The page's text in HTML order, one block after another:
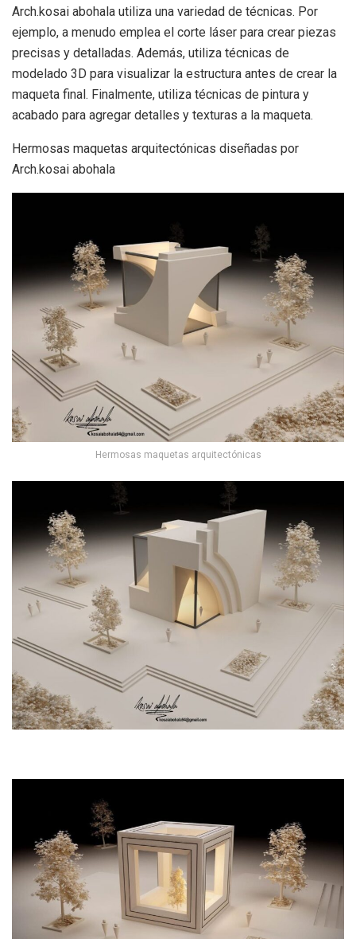
Arch.kosai abohala utiliza una variedad de técnicas. Por
ejemplo, a menudo emplea el corte láser para crear piezas
precisas y detalladas. Además, utiliza técnicas de
modelado 3D para visualizar la estructura antes de crear la
maqueta final. Finalmente, utiliza técnicas de pintura y
acabado para agregar detalles y texturas a la maqueta.
Hermosas maquetas arquitectónicas diseñadas por
Arch.kosai abohala
Hermosas maquetas arquitectónicas